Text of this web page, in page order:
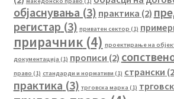
објаснувања (3) практика (2)
регистар (3) приватен сектор (1)
прирачник(4) проектирање на
документација (1) прописи (2)
право (1) стандарди и нормативи (1) странски
практика (3) трговска марка (1)